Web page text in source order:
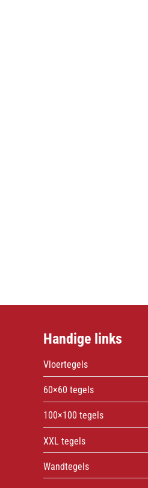
Handige links
Vloertegels
60×60 tegels
100×100 tegels
XXL tegels
Wandtegels